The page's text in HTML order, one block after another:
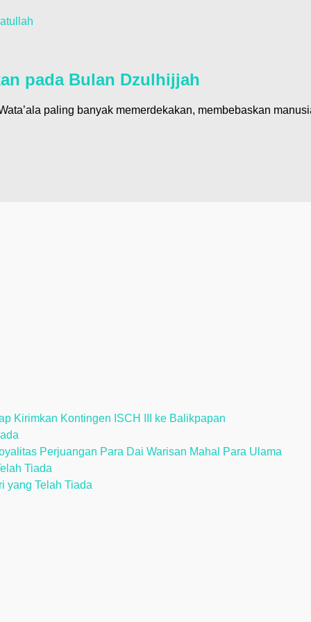
pada Bulan Dzulhijjah
paling banyak memerdekakan, membebaskan
Kirimkan Kontingen ISCH III ke Balikpapan
Perjuangan Para Dai Warisan Mahal Para Ulama
Tiada
yang Telah Tiada